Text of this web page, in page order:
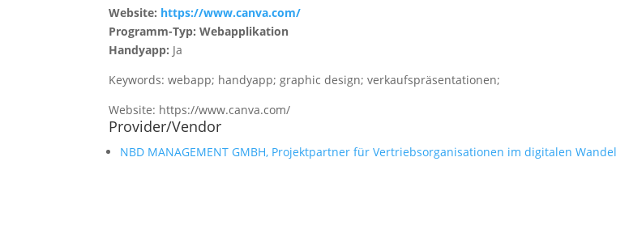
Website: https://www.canva.com/
Programm-Typ: Webapplikation
Handyapp: Ja
Keywords: webapp; handyapp; graphic design; verkaufspräsentationen;
Website: https://www.canva.com/
Provider/Vendor
NBD MANAGEMENT GMBH, Projektpartner für Vertriebsorganisationen im digitalen Wandel